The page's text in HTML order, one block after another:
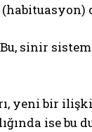
sinir
yeni bir
ise bu